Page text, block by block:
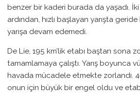
benzer bir kaderi burada da yaşadı.
ardından, hızlı başlayan yarışta geride
yarışa devam edemedi.
De Lie, 195 km’lik etabı baştan sona
tamamlamaya çalıştı. Yarış boyunca
havada mücadele etmekte zorlandı.
onun için büyük bir engel oldu ve